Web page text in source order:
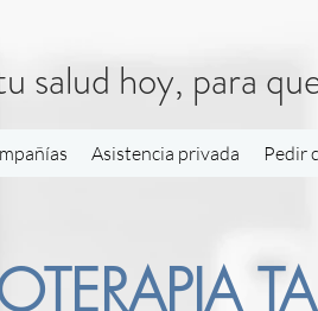
salud hoy, para
Asistencia privada Pedir